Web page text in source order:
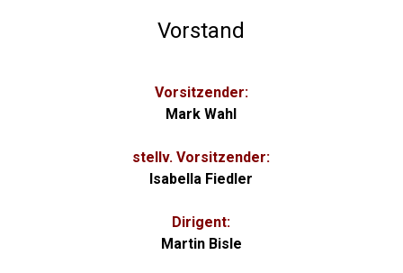
Vorstand
Vorsitzender:
Mark Wahl
stellv. Vorsitzender:
Isabella Fiedler
Dirigent:
Martin Bisle